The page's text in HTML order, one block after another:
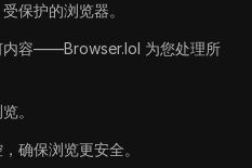
保护的浏览器。
内容——Browser.lol 为您处理所
。
确保浏览更安全。